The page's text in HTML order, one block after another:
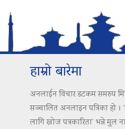
हाम्रो बारेमा
अनलाईन विचार डटकम समरुप
सञ्चालित अनलाइन पत्रिका हो ।
लागि खोज पत्रकारिता’ भन्ने मुल